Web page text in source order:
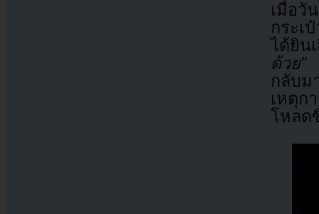
เมื่อวั
กระเ
ได้ยิน
ด้วย”
กลับ
เหตุก
โหลด